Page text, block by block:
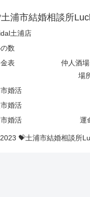
浦市結婚相談所
土浦店
数
表
仲人酒
場
婚活
婚活
婚活
運
💝土浦市結婚相談所